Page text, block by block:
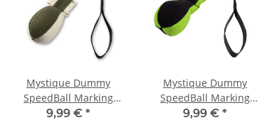
Mystique Dummy
SpeedBall Marking
150g weiß / khaki
9,99 € *
Mystique Dummy
SpeedBall Marking
150g neon grün /
9,99 € *